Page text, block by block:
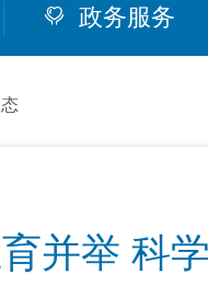
政务服务
并举 科